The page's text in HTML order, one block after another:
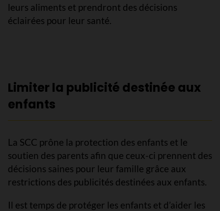
leurs aliments et prendront des décisions
éclairées pour leur santé.
Limiter la publicité destinée aux
enfants
La SCC prône la protection des enfants et le
soutien des parents afin que ceux-ci prennent des
décisions saines pour leur famille grâce aux
restrictions des publicités destinées aux enfants.
Il est temps de protéger les enfants et d’aider les